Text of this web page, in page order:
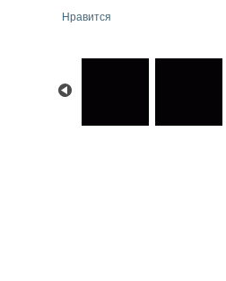
Нравится